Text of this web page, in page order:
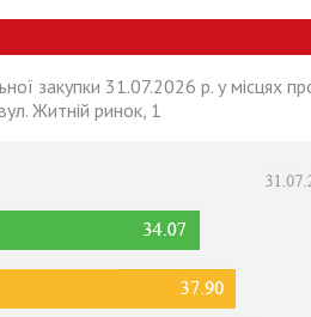
закупки 31.07.2026 р. у місцях
Житній ринок, 1